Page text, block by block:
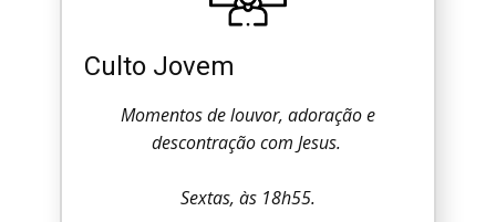
Culto Jovem
Momentos de louvor, adoração e
descontração com Jesus.
Sextas, às 18h55.